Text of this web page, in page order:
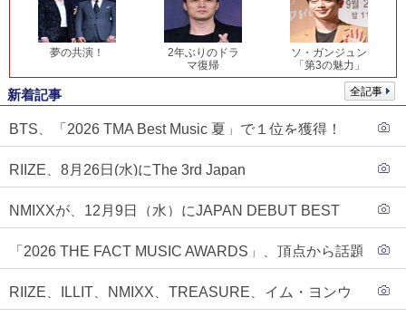
夢の共演！
2年ぶりのドラ
マ復帰
ソ・ガンジュン
「第3の魅力」
全記事
新着記事
BTS、「2026 TMA Best Music 夏」で１位を獲得！
RIIZE、8月26日(水)にThe 3rd Japan
NMIXXが、12月9日（水）にJAPAN DEBUT BEST
もスタート！！
「2026 THE FACT MUSIC AWARDS」、頂点から話題
RIIZE、ILLIT、NMIXX、TREASURE、イム・ヨンウ